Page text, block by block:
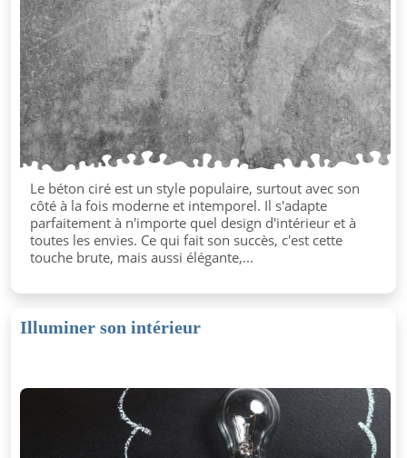
Le béton ciré est un style populaire, surtout avec son
côté à la fois moderne et intemporel. Il s'adapte
parfaitement à n'importe quel design d'intérieur et à
toutes les envies. Ce qui fait son succès, c'est cette
touche brute, mais aussi élégante,...
Illuminer son intérieur